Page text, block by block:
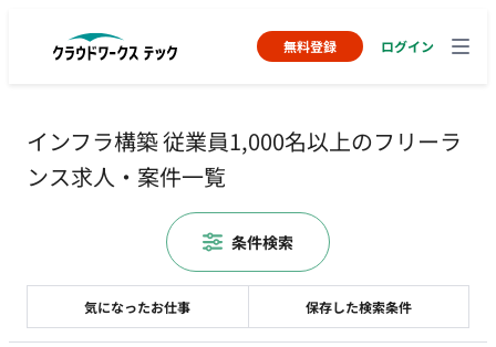
無料登録 ログイン
インフラ構築 従業員1,000名以上のフリーラ
ンス求人・案件一覧
気になったお仕事 保存した検索条件
条件検索